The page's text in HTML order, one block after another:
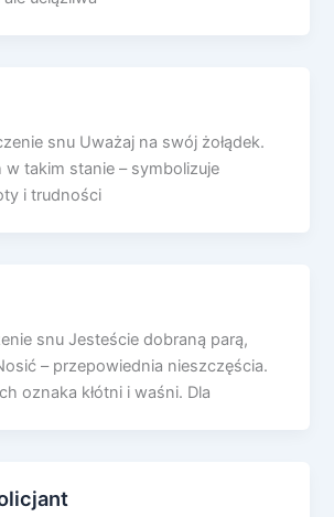
snu Uważaj na swój żołądek.
w takim stanie – symbolizuje
i trudności
snu Jesteście dobraną parą,
– przepowiednia nieszczęścia.
oznaka kłótni i waśni. Dla